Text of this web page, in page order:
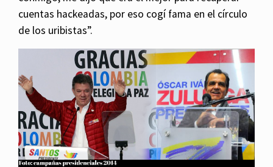
cuentas hackeadas, por eso cogí fama en el círculo
de los uribistas”.